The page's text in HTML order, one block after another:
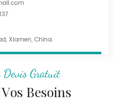
Xiamen, China.
Gratuit
Besoins